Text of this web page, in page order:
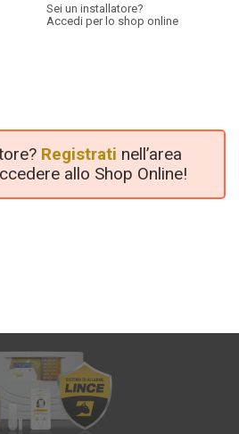
Sei un installatore?
Accedi per lo shop online
Registrati nell’area
allo Shop Online!